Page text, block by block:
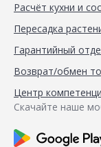
Расчёт кухни и
Пересадка
Гарантийный
Возврат/обмен
Центр
Скачайте наше